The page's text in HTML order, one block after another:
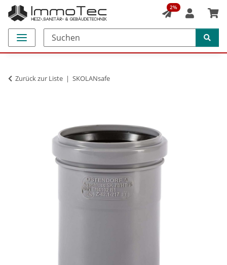
2%
Zurück zur Liste SKOLANsafe